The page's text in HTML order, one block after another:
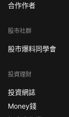
合作作者
股市社群
股市爆料同學會
投資理財
投資網誌
Money錢